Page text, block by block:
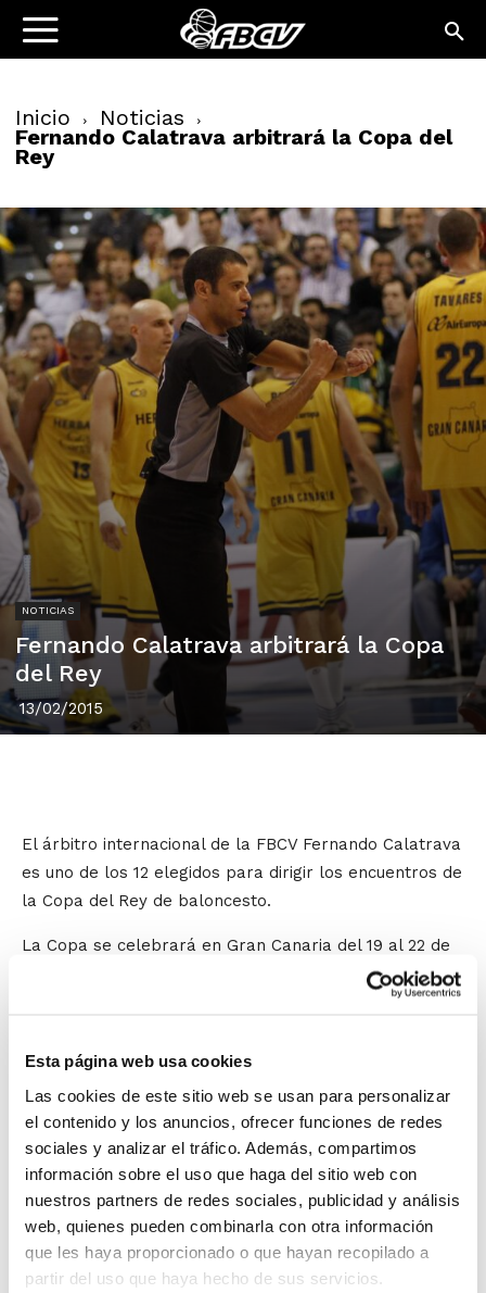
Esta página web usa cookies
Las cookies de este sitio web se usan para personalizar
el contenido y los anuncios, ofrecer funciones de redes
sociales y analizar el tráfico. Además, compartimos
información sobre el uso que haga del sitio web con
nuestros partners de redes sociales, publicidad y análisis
web, quienes pueden combinarla con otra información
que les haya proporcionado o que hayan recopilado a
partir del uso que haya hecho de sus servicios.
Inicio Noticias
Fernando Calatrava arbitrará la Copa del
Rey
NOTICIAS
Fernando Calatrava arbitrará la Copa
del Rey
13/02/2015
El árbitro internacional de la FBCV Fernando Calatrava
es uno de los 12 elegidos para dirigir los encuentros de
la Copa del Rey de baloncesto.
La Copa se celebrará en Gran Canaria del 19 al 22 de
ya estuvo presente la pasada campaña, en la edición
de Málaga 2014, consolidándose poco a poco como
uno de los árbitros más importantes de la máxima
categoría del baloncesto español.
Los 12 árbitros designados son:
Juan Carlos Arteaga